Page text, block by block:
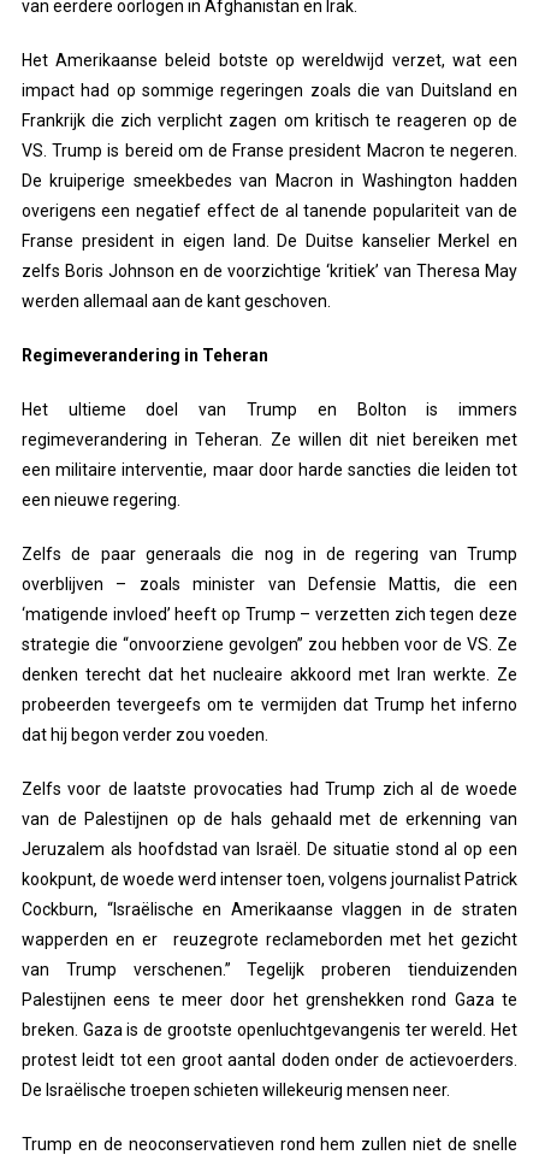
van eerdere oorlogen in Afghanistan en Irak.
Het Amerikaanse beleid botste op wereldwijd verzet, wat een
impact had op sommige regeringen zoals die van Duitsland en
Frankrijk die zich verplicht zagen om kritisch te reageren op de
VS. Trump is bereid om de Franse president Macron te negeren.
De kruiperige smeekbedes van Macron in Washington hadden
overigens een negatief effect de al tanende populariteit van de
Franse president in eigen land. De Duitse kanselier Merkel en
zelfs Boris Johnson en de voorzichtige ‘kritiek’ van Theresa May
werden allemaal aan de kant geschoven.
Regimeverandering in Teheran
Het ultieme doel van Trump en Bolton is immers
regimeverandering in Teheran. Ze willen dit niet bereiken met
een militaire interventie, maar door harde sancties die leiden tot
een nieuwe regering.
Zelfs de paar generaals die nog in de regering van Trump
overblijven – zoals minister van Defensie Mattis, die een
‘matigende invloed’ heeft op Trump – verzetten zich tegen deze
strategie die “onvoorziene gevolgen” zou hebben voor de VS. Ze
denken terecht dat het nucleaire akkoord met Iran werkte. Ze
probeerden tevergeefs om te vermijden dat Trump het inferno
dat hij begon verder zou voeden.
Zelfs voor de laatste provocaties had Trump zich al de woede
van de Palestijnen op de hals gehaald met de erkenning van
Jeruzalem als hoofdstad van Israël. De situatie stond al op een
kookpunt, de woede werd intenser toen, volgens journalist Patrick
Cockburn, “Israëlische en Amerikaanse vlaggen in de straten
wapperden en er reuzegrote reclameborden met het gezicht
van Trump verschenen.” Tegelijk proberen tienduizenden
Palestijnen eens te meer door het grenshekken rond Gaza te
breken. Gaza is de grootste openluchtgevangenis ter wereld. Het
protest leidt tot een groot aantal doden onder de actievoerders.
De Israëlische troepen schieten willekeurig mensen neer.
Trump en de neoconservatieven rond hem zullen niet de snelle